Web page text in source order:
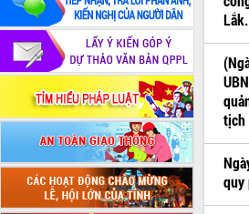
Lắk.
tịch
quy